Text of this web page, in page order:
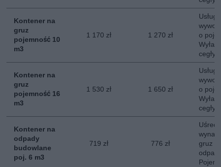
Kontener na
gruz
pojemność 10
m3
1 170 zł 1 270 zł
o
cegły,
Kontener na
gruz
pojemność 16
m3
1 530 zł 1 650 zł
o
cegły,
Kontener na
odpady
budowlane
poj. 6 m3
719 zł 776 zł
gruz